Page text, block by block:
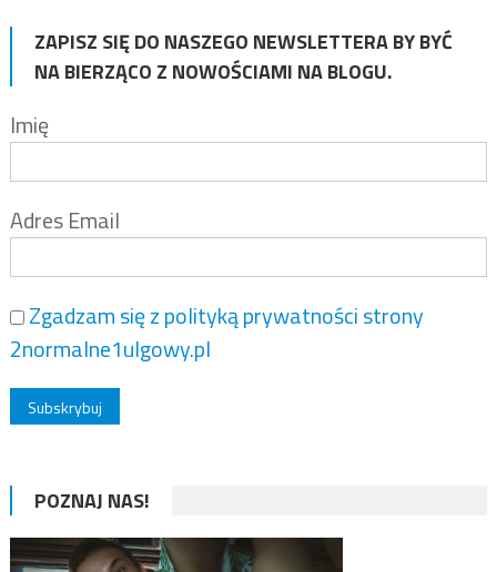
ZAPISZ SIĘ DO NASZEGO NEWSLETTERA BY BYĆ
NA BIERZĄCO Z NOWOŚCIAMI NA BLOGU.
Imię
Adres Email
Zgadzam się z polityką prywatności strony
2normalne1ulgowy.pl
POZNAJ NAS!